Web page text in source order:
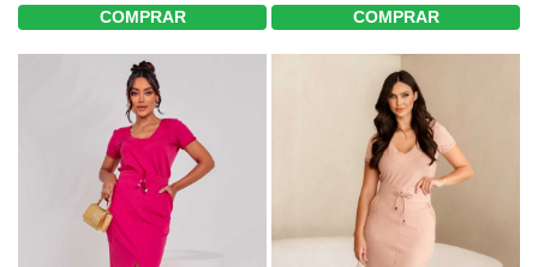
COMPRAR COMPRAR